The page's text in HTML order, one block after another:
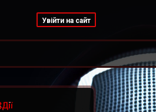
Увійти на сайт
Дії